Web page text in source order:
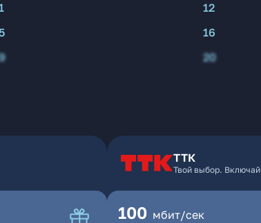
12
16
20
ТТК
Твой выбор. Включай
100 мбит/сек